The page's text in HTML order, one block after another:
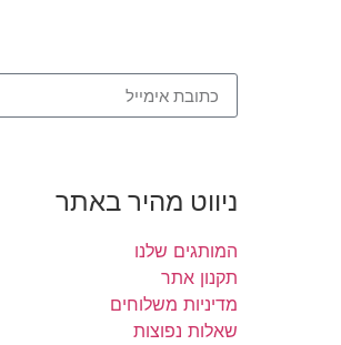
ניווט מהיר באתר
המותגים שלנו
תקנון אתר
מדיניות משלוחים
שאלות נפוצות